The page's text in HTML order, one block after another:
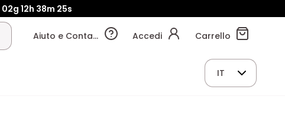
02g 12h 38m 24s
Aiuto e Contatti Accedi Carrello
IT